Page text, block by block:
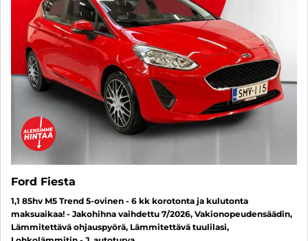
Ford Fiesta
1,1 85hv M5 Trend 5-ovinen - 6 kk korotonta ja kulutonta
maksuaikaa! - Jakohihna vaihdettu 7/2026, Vakionopeudensäädin,
Lämmitettävä ohjauspyörä, Lämmitettävä tuulilasi,